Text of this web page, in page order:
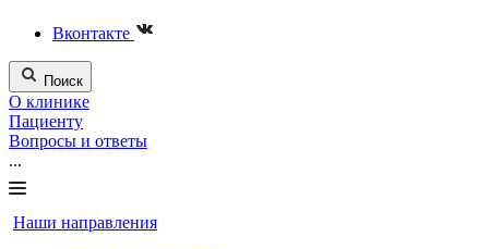
Вконтакте
Поиск
О клинике
Пациенту
Вопросы и ответы
...
Наши направления